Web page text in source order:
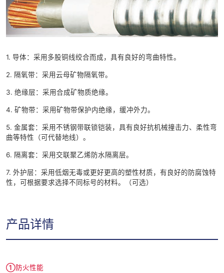
1. 导体：采用多股铜线绞合而成，具有良好的弯曲特性。
2. 隔氧带：采用云母矿物隔氧带。
3. 绝缘层：采用合成矿物质绝缘。
4. 矿物带：采用矿物带保护内绝缘，缓冲外力。
5. 金属套：采用不锈钢带联锁铠装，具有良好抗机械撞击力、柔性弯
曲等特性（可代替地线）。
6. 隔离套：采用交联聚乙烯防水隔离层。
7. 外护层：采用低烟无毒或更好更高的塑性材质，有良好的防腐蚀特
性，可根据要求选择不同标号的材料。（可选）
产品详情
①防火性能